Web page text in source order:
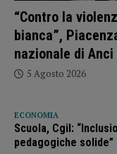
“Contro la
bianca”,
nazionale di
5 Agosto 2026
ECONOMIA
Scuola, Cgil:
pedagogiche solide”